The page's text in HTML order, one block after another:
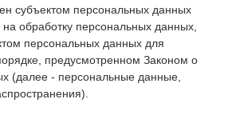
субъектом персональных данных
обработку персональных данных,
персональных данных для
предусмотренном Законом о
(далее - персональные данные,